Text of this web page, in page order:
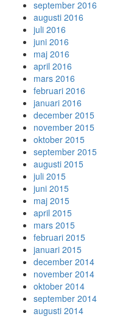
september 2016
augusti 2016
juli 2016
juni 2016
maj 2016
april 2016
mars 2016
februari 2016
januari 2016
december 2015
november 2015
oktober 2015
september 2015
augusti 2015
juli 2015
juni 2015
maj 2015
april 2015
mars 2015
februari 2015
januari 2015
december 2014
november 2014
oktober 2014
september 2014
augusti 2014